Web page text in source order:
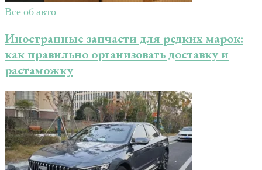
Все об авто
Иностранные запчасти для редких марок:
как правильно организовать доставку и
растаможку